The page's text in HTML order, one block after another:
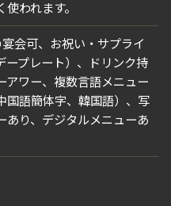
われます。
会可、お祝い・サプライ
ープレート）、ドリンク持
アワー、複数言語メニュー
国語簡体字、韓国語）、写
あり、デジタルメニューあ